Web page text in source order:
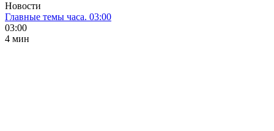
Новости
Главные темы часа. 03:00
03:00
4 мин